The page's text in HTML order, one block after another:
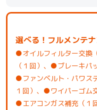
選べる！フルメンテ
●オイルフィルター交換
（１回）、●ブレーキパ
●ファンベルト・パワス
１回）、●ワイパーゴム
●エアコンガス補充（１